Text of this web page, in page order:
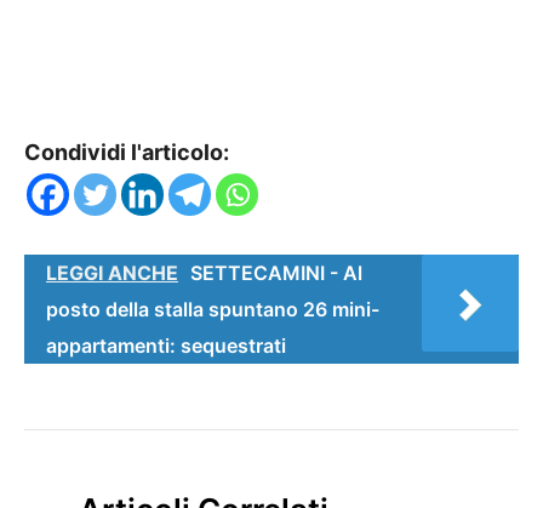
Condividi l'articolo:
LEGGI ANCHE SETTECAMINI - Al
posto della stalla spuntano 26 mini-
appartamenti: sequestrati